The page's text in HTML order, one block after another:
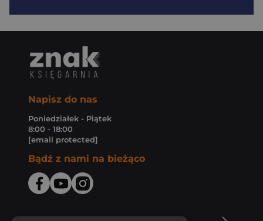
Napisz do nas
Poniedziałek - Piątek
8:00 - 18:00
[email protected]
Bądź z nami na bieżąco